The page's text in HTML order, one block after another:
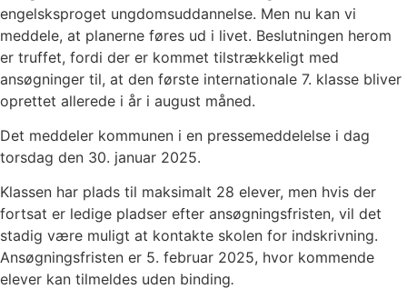
engelsksproget ungdomsuddannelse. Men nu kan vi
meddele, at planerne føres ud i livet. Beslutningen herom
er truffet, fordi der er kommet tilstrækkeligt med
ansøgninger til, at den første internationale 7. klasse bliver
oprettet allerede i år i august måned.
Det meddeler kommunen i en pressemeddelelse i dag
torsdag den 30. januar 2025.
Klassen har plads til maksimalt 28 elever, men hvis der
fortsat er ledige pladser efter ansøgningsfristen, vil det
stadig være muligt at kontakte skolen for indskrivning.
Ansøgningsfristen er 5. februar 2025, hvor kommende
elever kan tilmeldes uden binding.